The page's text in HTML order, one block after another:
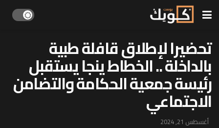
تحضيرا لإطلاق قافلة طبية
بالداخلة .. الخطاط ينجا يستقبل
رئيسة جمعية الحكامة والتضامن
الاجتماعي
أغسطس 21, 2024